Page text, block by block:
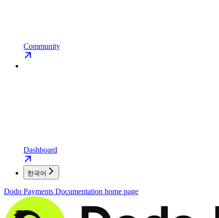
Community
Dashboard
한국어
Dodo Payments Documentation home page